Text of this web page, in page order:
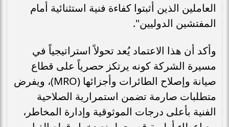
العاملين الذين أثبتوا كفاءة فنية استثنائية أمام
المفتشين الدوليين".
وأكد أن هذا الاعتماد يُعد تحولاً استراتيجياً في
مسيرة الشركة كونه يرتكز حصرياً على قطاع
صيانة وإصلاح الطائرات وأجزائها (MRO)، ويفرض
متطلبات صارمة تضمن استمرارية الصلاحية
الفنية بأعلى درجات الموثوقية وإدارة المخاطر،